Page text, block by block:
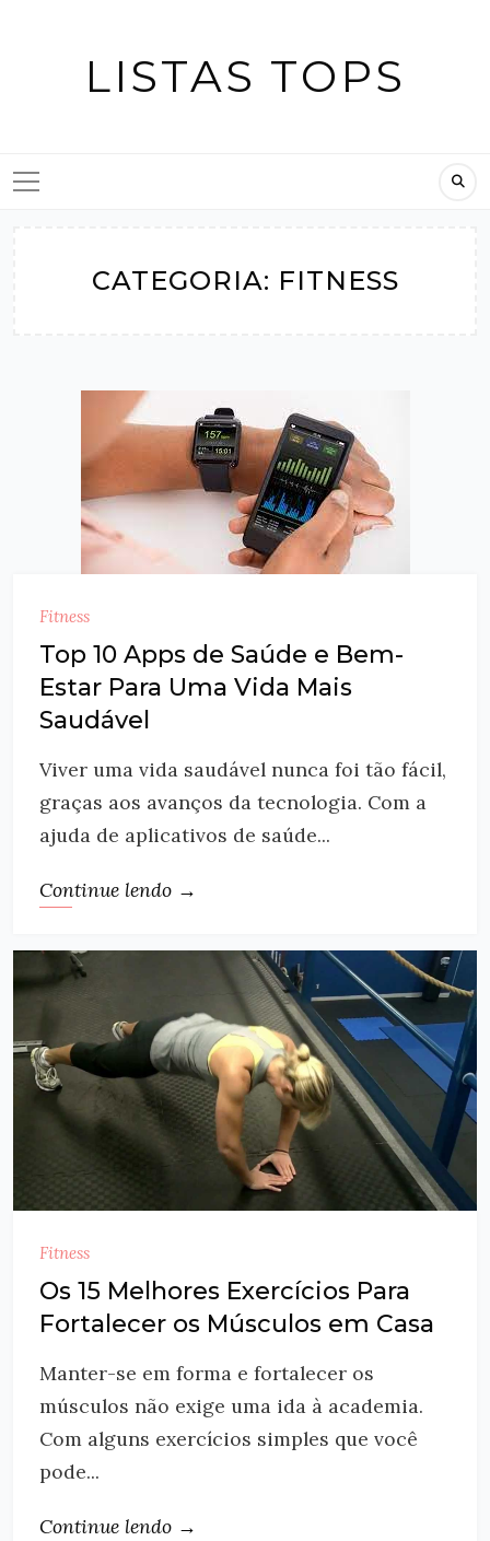
LISTAS TOPS
CATEGORIA: FITNESS
Fitness
Top 10 Apps de Saúde e Bem-
Estar Para Uma Vida Mais
Saudável
Viver uma vida saudável nunca foi tão fácil,
graças aos avanços da tecnologia. Com a
ajuda de aplicativos de saúde...
Continue lendo →
Fitness
Os 15 Melhores Exercícios Para
Fortalecer os Músculos em Casa
Manter-se em forma e fortalecer os
músculos não exige uma ida à academia.
Com alguns exercícios simples que você
pode...
Continue lendo →